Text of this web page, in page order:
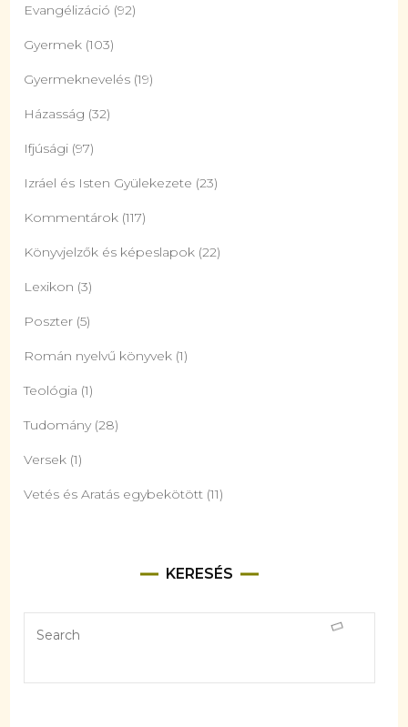
Evangélizáció (92)
Gyermek (103)
Gyermeknevelés (19)
Házasság (32)
Ifjúsági (97)
Izráel és Isten Gyülekezete (23)
Kommentárok (117)
Könyvjelzők és képeslapok (22)
Lexikon (3)
Poszter (5)
Román nyelvű könyvek (1)
Teológia (1)
Tudomány (28)
Versek (1)
Vetés és Aratás egybekötött (11)
KERESÉS